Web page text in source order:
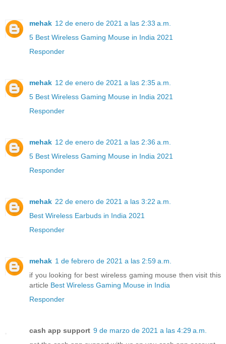
mehak 12 de enero de 2021 a las 2:33 a.m.
5 Best Wireless Gaming Mouse in India 2021
Responder
mehak 12 de enero de 2021 a las 2:35 a.m.
5 Best Wireless Gaming Mouse in India 2021
Responder
mehak 12 de enero de 2021 a las 2:36 a.m.
5 Best Wireless Gaming Mouse in India 2021
Responder
mehak 22 de enero de 2021 a las 3:22 a.m.
Best Wireless Earbuds in India 2021
Responder
mehak 1 de febrero de 2021 a las 2:59 a.m.
if you looking for best wireless gaming mouse then visit this
article Best Wireless Gaming Mouse in India
Responder
cash app support 9 de marzo de 2021 a las 4:29 a.m.